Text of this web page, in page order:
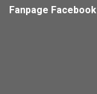
Fanpage Facebook